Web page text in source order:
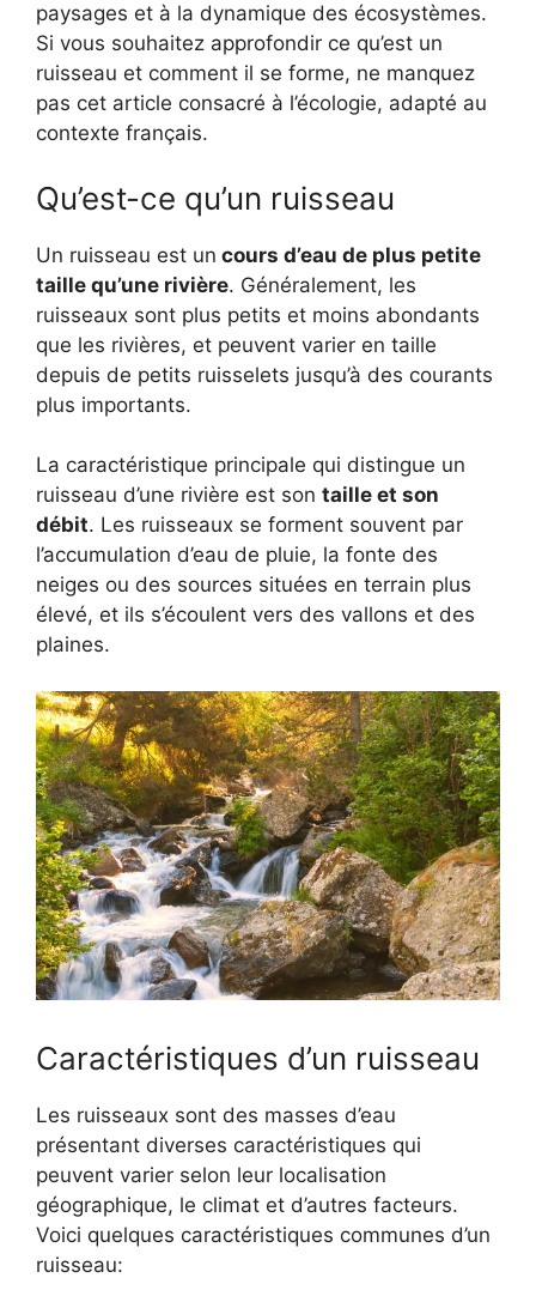
paysages et à la dynamique des écosystèmes.
Si vous souhaitez approfondir ce qu’est un
ruisseau et comment il se forme, ne manquez
pas cet article consacré à l’écologie, adapté au
contexte français.
Qu’est-ce qu’un ruisseau
Un ruisseau est un cours d’eau de plus petite
taille qu’une rivière. Généralement, les
ruisseaux sont plus petits et moins abondants
que les rivières, et peuvent varier en taille
depuis de petits ruisselets jusqu’à des courants
plus importants.
La caractéristique principale qui distingue un
ruisseau d’une rivière est son taille et son
débit. Les ruisseaux se forment souvent par
l’accumulation d’eau de pluie, la fonte des
neiges ou des sources situées en terrain plus
élevé, et ils s’écoulent vers des vallons et des
plaines.
Caractéristiques d’un ruisseau
Les ruisseaux sont des masses d’eau
présentant diverses caractéristiques qui
peuvent varier selon leur localisation
géographique, le climat et d’autres facteurs.
Voici quelques caractéristiques communes d’un
ruisseau: